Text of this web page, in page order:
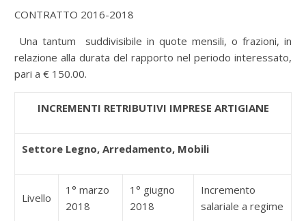
CONTRATTO 2016-2018
Una tantum suddivisibile in quote mensili, o frazioni, in
relazione alla durata del rapporto nel periodo interessato,
pari a € 150.00.
INCREMENTI RETRIBUTIVI IMPRESE ARTIGIANE
Settore Legno, Arredamento, Mobili
Livello
1° marzo
2018
1° giugno
2018
Incremento
salariale a regime